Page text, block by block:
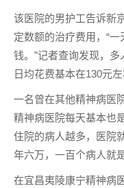
该医院的男护工告诉新
定数额的治疗费用，“
钱。”记者查询发现，
日均花费基本在130元左
一名曾在其他精神病医
精神病医院每天基本也
住院的病人越多，医院
年六万，一百个病人就
在宜昌夷陵康宁精神病